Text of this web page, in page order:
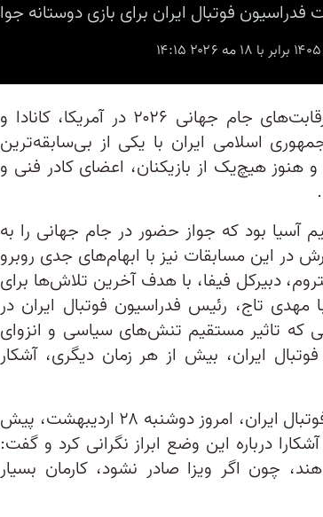
در حالی که تنها ۲۴ روز تا آغاز رقابت‌های جام جهانی ۲۰۲۶ در آمریکا، کانادا و
اسلامی ایران با یکی از بی‌سابقه‌ترین
هیچ‌یک از بازیکنان، اعضای کادر فنی و
آسیا بود که جواز حضور در جام جهانی را به
این مسابقات نیز با ابهام‌های جدی روبرو
دبیرکل فیفا، با هدف آخرین تلاش‌ها برای
تاج، رئيس فدراسیون فوتبال ایران در
که تاثیر مستقیم تنش‌های سیاسی و انزوای
ایران، بیش از هر زمان دیگری، آشکار
امیر قلعه‌نویی، سرمربی تیم ملی فوتبال ایران، امروز دوشنبه ۲۸ اردیبهشت، پیش
درباره این وضع ابراز نگرانی کرد و گفت:
ویزا بدهند، چون اگر ویزا صادر نشود، کارمان بسیار